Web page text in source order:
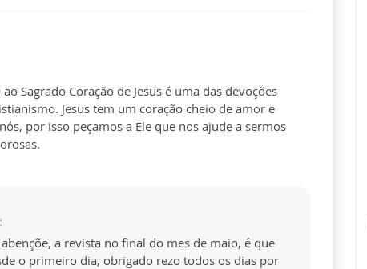
Sagrado Coração de Jesus é uma das devoções
Jesus tem um coração cheio de amor e
por isso peçamos a Ele que nos ajude a sermos
a revista no final do mes de maio, é que
o primeiro dia, obrigado rezo todos os dias por